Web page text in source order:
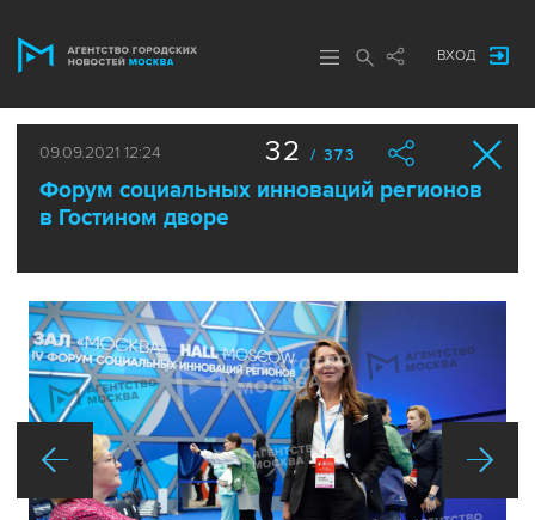
ВХОД
09.09.2021 12:24
Форум социальных инноваций регионов
в Гостином дворе
32 / 373